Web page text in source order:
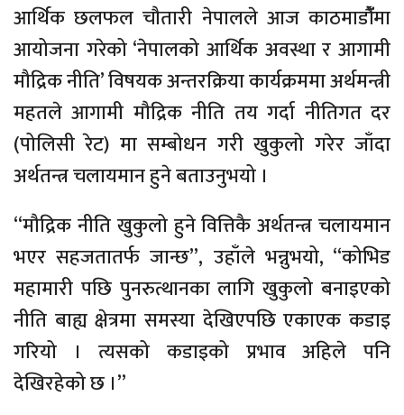
आर्थिक छलफल चौतारी नेपालले आज काठमाडौंँमा
आयोजना गरेको ‘नेपालको आर्थिक अवस्था र आगामी
मौद्रिक नीति’ विषयक अन्तरक्रिया कार्यक्रममा अर्थमन्त्री
महतले आगामी मौद्रिक नीति तय गर्दा नीतिगत दर
(पोलिसी रेट) मा सम्बोधन गरी खुकुलो गरेर जाँदा
अर्थतन्त्र चलायमान हुने बताउनुभयो ।
“मौद्रिक नीति खुकुलो हुने वित्तिकै अर्थतन्त्र चलायमान
भएर सहजतातर्फ जान्छ”, उहाँले भन्नुभयो, “कोभिड
महामारी पछि पुनरुत्थानका लागि खुकुलो बनाइएको
नीति बाह्य क्षेत्रमा समस्या देखिएपछि एकाएक कडाइ
गरियो । त्यसको कडाइको प्रभाव अहिले पनि
देखिरहेको छ ।”